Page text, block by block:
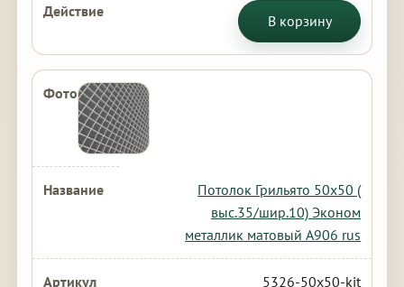
В корзину
Потолок Грильято 50х50 (
выс.35/шир.10) Эконом
металлик матовый А906 rus
5326-50x50-kit